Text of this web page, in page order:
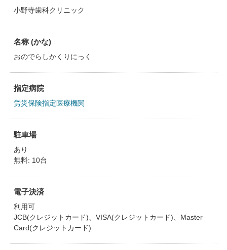
小野寺歯科クリニック
名称 (かな)
おのでらしかくりにっく
指定病院
労災保険指定医療機関
駐車場
あり
無料: 10台
電子決済
利用可
JCB(クレジットカード)、VISA(クレジットカード)、Master
Card(クレジットカード)